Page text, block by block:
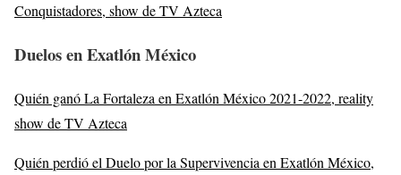
Conquistadores, show de TV Azteca
Duelos en Exatlón México
Quién ganó La Fortaleza en Exatlón México 2021-2022, reality
show de TV Azteca
Quién perdió el Duelo por la Supervivencia en Exatlón México,